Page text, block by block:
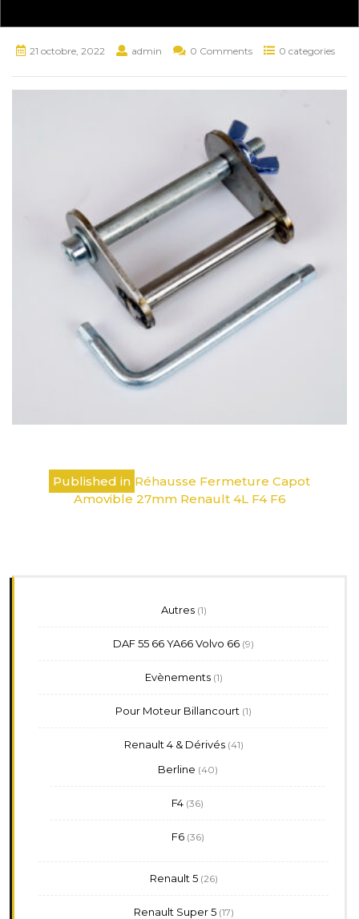
21 octobre, 2022 admin 0 Comments 0 categories
Navigation
Published in Réhausse Fermeture Capot
Amovible 27mm Renault 4L F4 F6
Autres 11
DAF 55 66 YA66 Volvo 66 99
Evènements 11
Pour Moteur Billancourt 11
Renault 4 & Dérivés 4141
Berline 4040
F4 3636
F6 3636
Renault 5 2626
Renault Super 5 1717